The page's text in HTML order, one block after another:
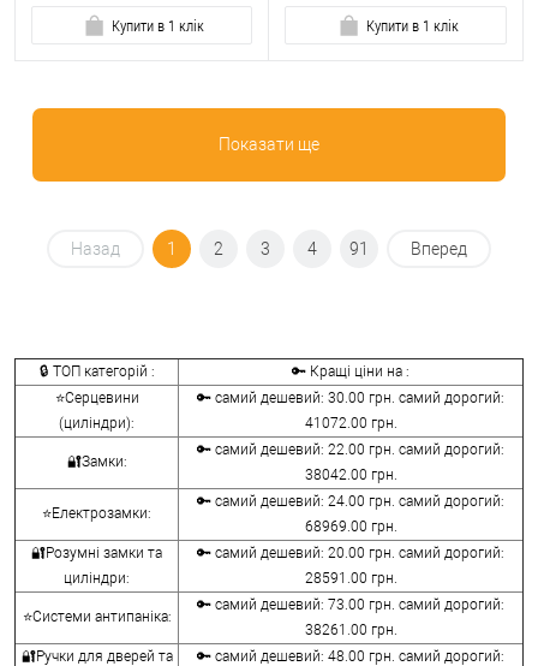
Купити в 1 клік Купити в 1 клік
Показати ще
Назад 1 2 3 4 91 Вперед
🔒 ТОП категорій :
🔑 Кращі ціни на :
⭐Серцевини
(циліндри):
🔑 самий дешевий: 30.00 грн. самий дорогий:
41072.00 грн.
🔐Замки:
🔑 самий дешевий: 22.00 грн. самий дорогий:
38042.00 грн.
⭐Електрозамки:
🔑 самий дешевий: 24.00 грн. самий дорогий:
68969.00 грн.
🔐Розумні замки та
циліндри:
🔑 самий дешевий: 20.00 грн. самий дорогий:
28591.00 грн.
⭐Системи антипаніка:
🔑 самий дешевий: 73.00 грн. самий дорогий:
38261.00 грн.
🔐Ручки для дверей та
🔑 самий дешевий: 48.00 грн. самий дорогий: